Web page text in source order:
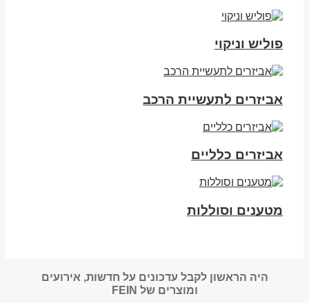
פוליש וניקוי
אביזרים לתעשיית הרכב
אביזרים כלליים
מטענים וסוללות
היה הראשון לקבל עדכונים על חדשות, אירועים
ומוצרים של FEIN